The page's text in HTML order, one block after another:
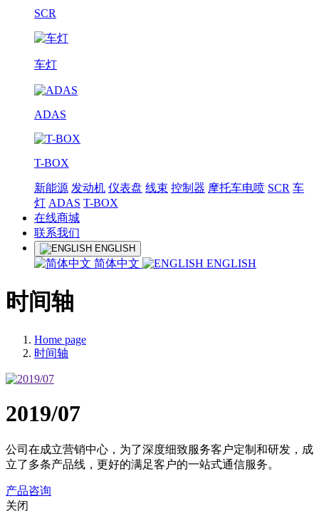
SCR
车灯
ADAS
T-BOX
新能源 发动机 仪表盘 线束 控制器 摩托车电喷 SCR 车
灯 ADAS T-BOX
在线商城
联系我们
ENGLISH
简体中文 ENGLISH
时间轴
Home page
时间轴
2019/07
公司在成立营销中心，为了深度细致服务客户定制和研发，成
立了多条产品线，更好的满足客户的一站式通信服务。
产品咨询
关闭